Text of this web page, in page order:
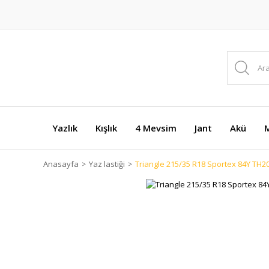
Yazlık Kışlık 4 Mevsim Jant Akü
Anasayfa Yaz lastiği Triangle 215/35 R18 Sportex 84Y